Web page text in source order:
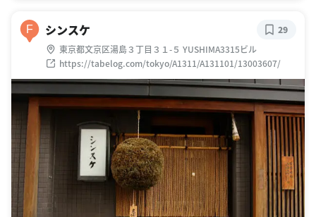
F シンスケ
東京都文京区湯島３丁目３１-５ YUSHIMA3315ビル
https://tabelog.com/tokyo/A1311/A131101/13003607/
29